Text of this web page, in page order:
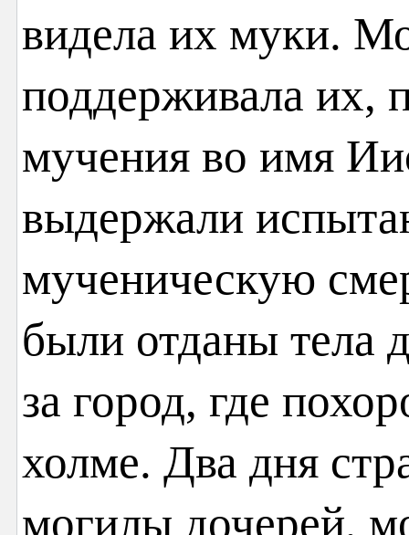
видела их муки.
поддерживала их,
мучения во имя
выдержали
мученическую
были отданы тела
за город, где
холме. Два дня
могилы дочерей,